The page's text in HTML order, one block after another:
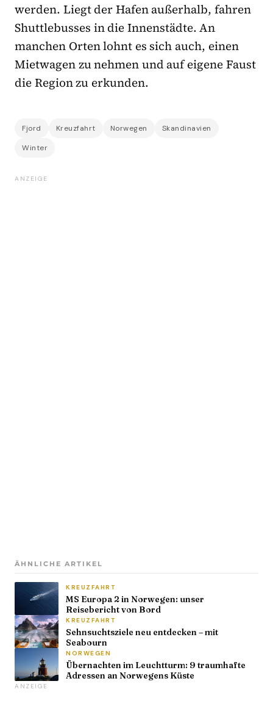
werden. Liegt der Hafen außerhalb, fahren
Shuttlebusses in die Innenstädte. An
manchen Orten lohnt es sich auch, einen
Mietwagen zu nehmen und auf eigene Faust
die Region zu erkunden.
Fjord Kreuzfahrt Norwegen
Skandinavien
Winter
ANZEIGE
ÄHNLICHE ARTIKEL
KREUZFAHRT
MS Europa 2 in Norwegen: unser
Reisebericht von Bord
KREUZFAHRT
Sehnsuchtsziele neu entdecken – mit
Seabourn
NORWEGEN
Übernachten im Leuchtturm: 9 traumhafte
Adressen an Norwegens Küste
ANZEIGE